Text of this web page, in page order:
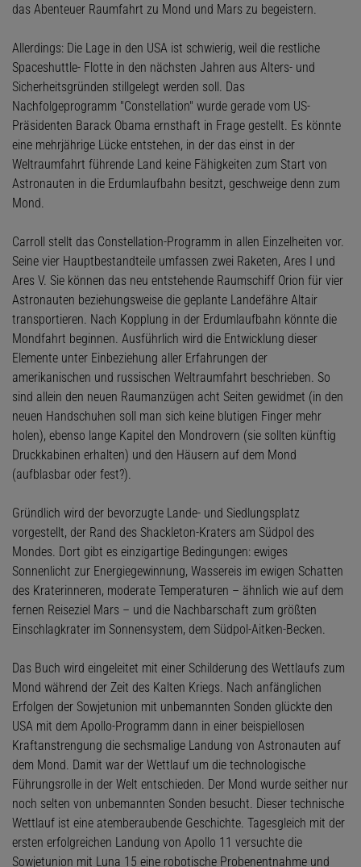
das Abenteuer Raumfahrt zu Mond und Mars zu begeistern.
Allerdings: Die Lage in den USA ist schwierig, weil die restliche
Spaceshuttle- Flotte in den nächsten Jahren aus Alters- und
Sicherheitsgründen stillgelegt werden soll. Das
Nachfolgeprogramm "Constellation" wurde gerade vom US-
Präsidenten Barack Obama ernsthaft in Frage gestellt. Es könnte
eine mehrjährige Lücke entstehen, in der das einst in der
Weltraumfahrt führende Land keine Fähigkeiten zum Start von
Astronauten in die Erdumlaufbahn besitzt, geschweige denn zum
Mond.
Carroll stellt das Constellation-Programm in allen Einzelheiten vor.
Seine vier Hauptbestandteile umfassen zwei Raketen, Ares I und
Ares V. Sie können das neu entstehende Raumschiff Orion für vier
Astronauten beziehungsweise die geplante Landefähre Altair
transportieren. Nach Kopplung in der Erdumlaufbahn könnte die
Mondfahrt beginnen. Ausführlich wird die Entwicklung dieser
Elemente unter Einbeziehung aller Erfahrungen der
amerikanischen und russischen Weltraumfahrt beschrieben. So
sind allein den neuen Raumanzügen acht Seiten gewidmet (in den
neuen Handschuhen soll man sich keine blutigen Finger mehr
holen), ebenso lange Kapitel den Mondrovern (sie sollten künftig
Druckkabinen erhalten) und den Häusern auf dem Mond
(aufblasbar oder fest?).
Gründlich wird der bevorzugte Lande- und Siedlungsplatz
vorgestellt, der Rand des Shackleton-Kraters am Südpol des
Mondes. Dort gibt es einzigartige Bedingungen: ewiges
Sonnenlicht zur Energiegewinnung, Wassereis im ewigen Schatten
des Kraterinneren, moderate Temperaturen – ähnlich wie auf dem
fernen Reiseziel Mars – und die Nachbarschaft zum größten
Einschlagkrater im Sonnensystem, dem Südpol-Aitken-Becken.
Das Buch wird eingeleitet mit einer Schilderung des Wettlaufs zum
Mond während der Zeit des Kalten Kriegs. Nach anfänglichen
Erfolgen der Sowjetunion mit unbemannten Sonden glückte den
USA mit dem Apollo-Programm dann in einer beispiellosen
Kraftanstrengung die sechsmalige Landung von Astronauten auf
dem Mond. Damit war der Wettlauf um die technologische
Führungsrolle in der Welt entschieden. Der Mond wurde seither nur
noch selten von unbemannten Sonden besucht. Dieser technische
Wettlauf ist eine atemberaubende Geschichte. Tagesgleich mit der
ersten erfolgreichen Landung von Apollo 11 versuchte die
Sowjetunion mit Luna 15 eine robotische Probenentnahme und